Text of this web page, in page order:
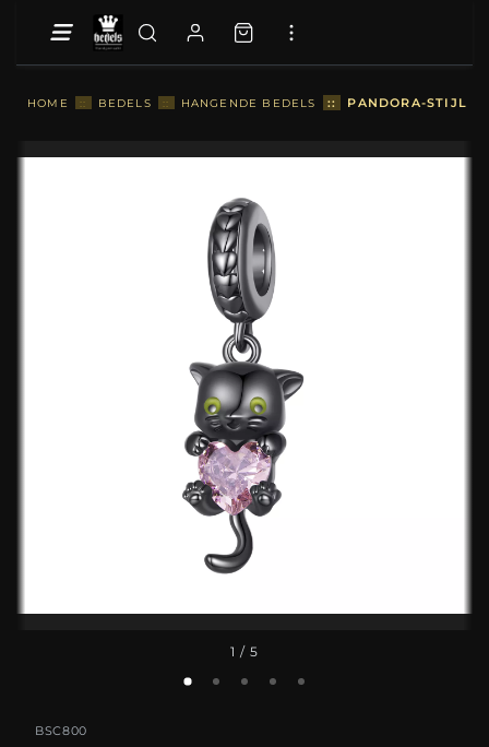
HOME :: BEDELS :: HANGENDE BEDELS :: PANDORA-STIJL
1 / 5
BSC800